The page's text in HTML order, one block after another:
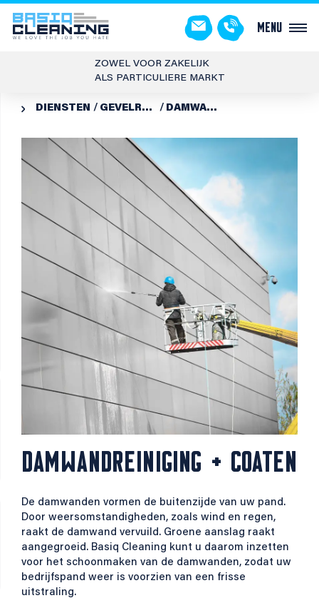
Menu
ZOWEL VOOR ZAKELIJK
ALS PARTICULIERE MARKT
 DIENSTEN GEVELREINIGING DAMWAND­REINIGING + COATEN
DAMWAND­REINIGING + COATEN
De damwanden vormen de buitenzijde van uw pand.
Door weersomstandigheden, zoals wind en regen,
raakt de damwand vervuild. Groene aanslag raakt
aangegroeid. Basiq Cleaning kunt u daarom inzetten
voor het schoonmaken van de damwanden, zodat uw
bedrijfspand weer is voorzien van een frisse
uitstraling.